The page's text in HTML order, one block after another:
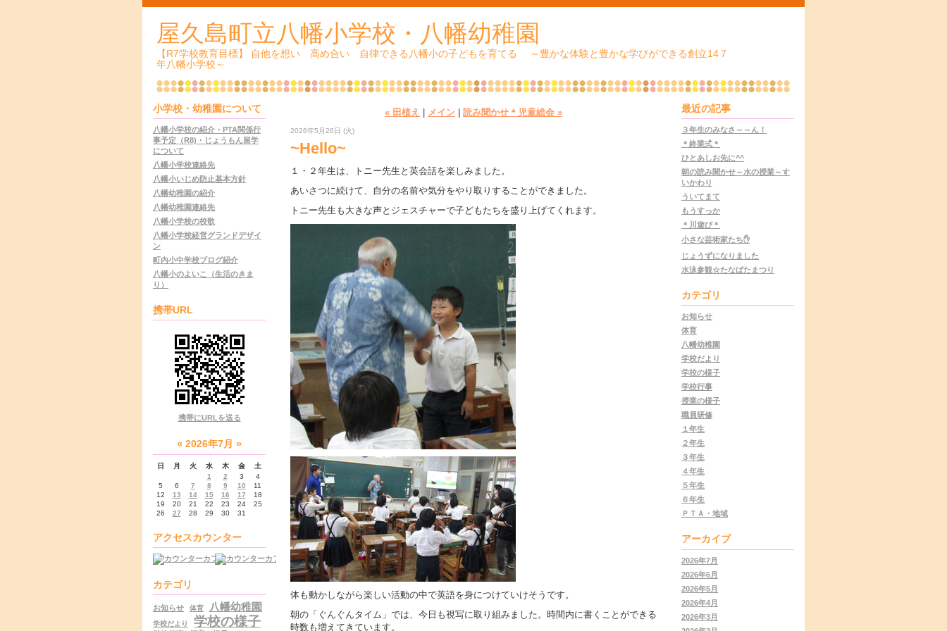
屋久島町立八幡小学校・八幡幼稚園
【R7学校教育目標】 自他を想い 高め合い 自律できる八幡小の子どもを育てる ～豊かな体験と豊かな学びができる創立14７
年八幡小学校～
小学校・幼稚園について
八幡小学校の紹介・PTA関係行
事予定（R8)・じょうもん留学
について
八幡小学校連絡先
八幡小いじめ防止基本方針
八幡幼稚園の紹介
八幡幼稚園連絡先
八幡小学校の校歌
八幡小学校経営グランドデザイ
ン
町内小中学校ブログ紹介
八幡小のよいこ（生活のきま
り）
携帯URL
携帯にURLを送る
« 2026年7月 »
日 月 火 水 木 金
土
1
2 3
4
5
6 7 8 9 10
11
12
13 14 15 16 17
18
19
20 21 22 23 24
25
26
27 28 29 30 31
アクセスカウンター
カテゴリ
お知らせ 体育 八幡幼稚園
学校だより 学校の様子
« 田植え メイン 読み聞かせ＊児童総会 »
2026年5月26日 (火)
~Hello~
１・２年生は、トニー先生と英会話を楽しみました。
あいさつに続けて、自分の名前や気分をやり取りすることができました。
トニー先生も大きな声とジェスチャーで子どもたちを盛り上げてくれます。
体も動かしながら楽しい活動の中で英語を身につけていけそうです。
朝の「ぐんぐんタイム」では、今日も視写に取り組みました。時間内に書くことができる
時数も増えてきています。
最近の記事
３年生のみなさ～～ん！
＊終業式＊
ひとあしお先に^^
朝の読み聞かせ～水の授業～す
いかわり
ういてまて
もうすっか
＊川遊び＊
小さな芸術家たち✋
じょうずになりました
水泳参観☆たなばたまつり
カテゴリ
お知らせ
体育
八幡幼稚園
学校だより
学校の様子
学校行事
授業の様子
職員研修
１年生
２年生
３年生
４年生
５年生
６年生
ＰＴＡ・地域
アーカイブ
2026年7月
2026年6月
2026年5月
2026年4月
2026年3月